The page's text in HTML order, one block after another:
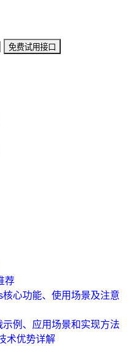
免费试用接口
荐
心功能、使用场景及注意
例、应用场景和实现方法
术优势详解